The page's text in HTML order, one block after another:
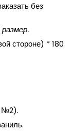
без
стороне) * 180
№2).